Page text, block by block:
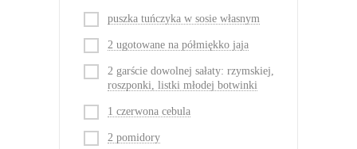
puszka tuńczyka w sosie własnym
2 ugotowane na półmiękko jaja
2 garście dowolnej sałaty: rzymskiej,
roszponki, listki młodej botwinki
1 czerwona cebula
2 pomidory